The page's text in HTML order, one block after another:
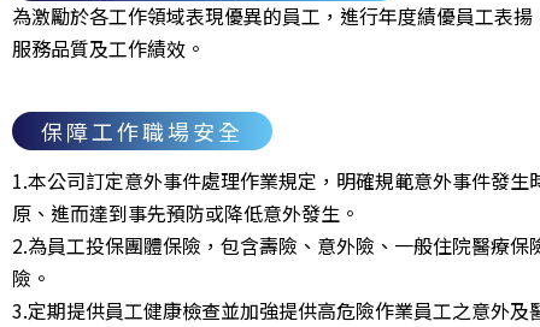
為激勵於各工作領域表現優異的員工，進行年度績優員工表
服務品質及工作績效。
保障工作職場安全
1.本公司訂定意外事件處理作業規定，明確規範意外事件發
原、進而達到事先預防或降低意外發生。
2.為員工投保團體保險，包含壽險、意外險、一般住院醫療
險。
3.定期提供員工健康檢查並加強提供高危險作業員工之意外